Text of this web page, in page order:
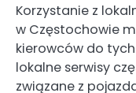
Korzystanie z
w Częstochowie
kierowców do
lokalne serwisy
związane z